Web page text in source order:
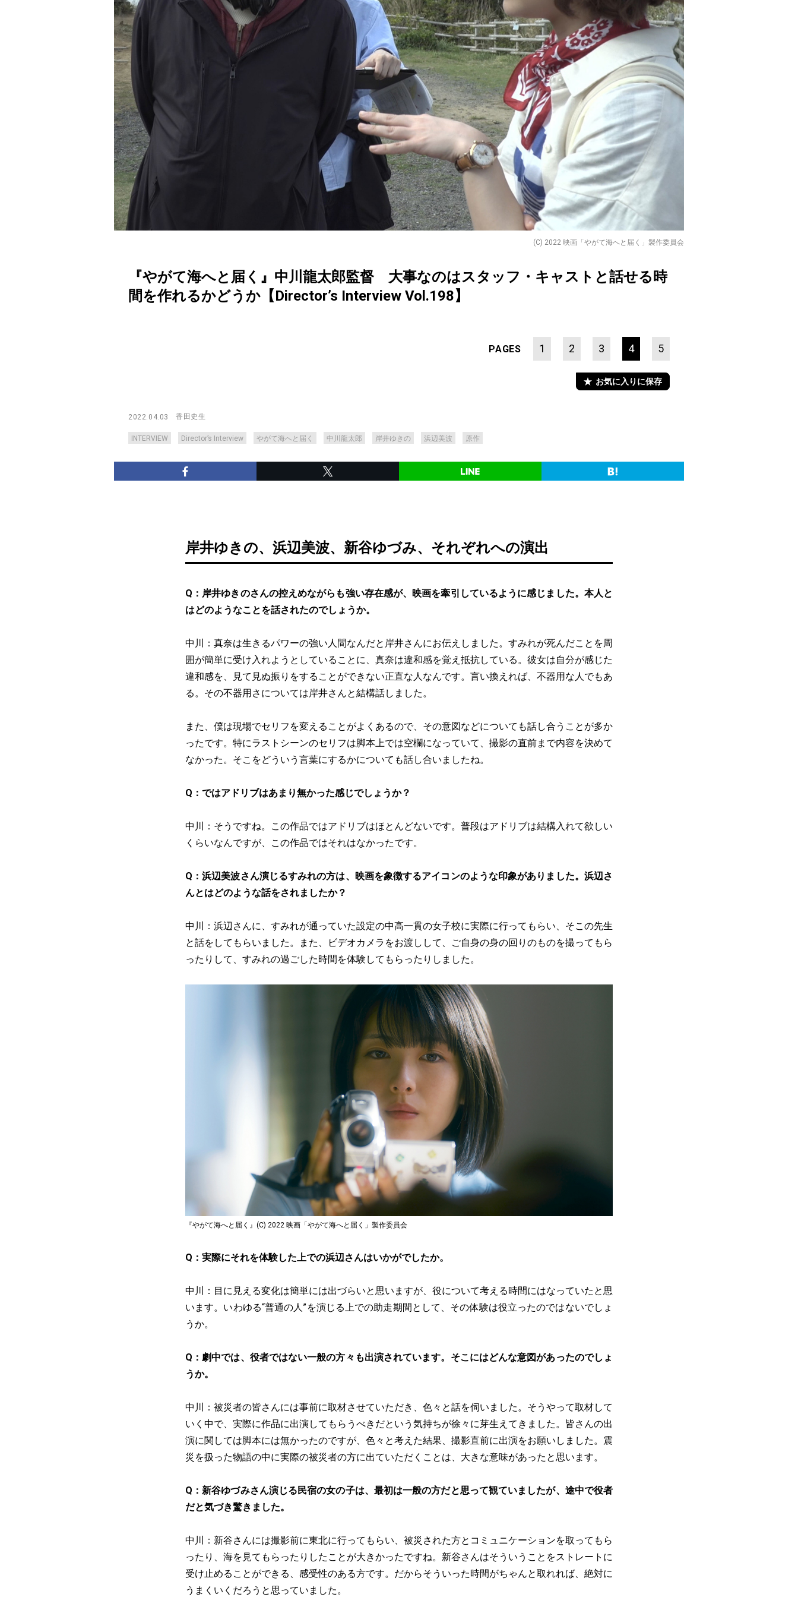
(C) 2022 映画「やがて海へと届く」製作委員会
『やがて海へと届く』中川龍太郎監督 大事なのはスタッフ・キャストと話せる時
間を作れるかどうか【Director’s Interview Vol.198】
PAGES 1 2 3 4 5
お気に入りに保存
2022.04.03 香田史生
INTERVIEW Director’s Interview やがて海へと届く 中川龍太郎 岸井ゆきの 浜辺美波 原作
岸井ゆきの、浜辺美波、新谷ゆづみ、それぞれへの演出
Q：岸井ゆきのさんの控えめながらも強い存在感が、映画を牽引しているように感じました。本人と
はどのようなことを話されたのでしょうか。
中川：真奈は生きるパワーの強い人間なんだと岸井さんにお伝えしました。すみれが死んだことを周
囲が簡単に受け入れようとしていることに、真奈は違和感を覚え抵抗している。彼女は自分が感じた
違和感を、見て見ぬ振りをすることができない正直な人なんです。言い換えれば、不器用な人でもあ
る。その不器用さについては岸井さんと結構話しました。
また、僕は現場でセリフを変えることがよくあるので、その意図などについても話し合うことが多か
ったです。特にラストシーンのセリフは脚本上では空欄になっていて、撮影の直前まで内容を決めて
なかった。そこをどういう言葉にするかについても話し合いましたね。
Q：ではアドリブはあまり無かった感じでしょうか？
中川：そうですね。この作品ではアドリブはほとんどないです。普段はアドリブは結構入れて欲しい
くらいなんですが、この作品ではそれはなかったです。
Q：浜辺美波さん演じるすみれの方は、映画を象徴するアイコンのような印象がありました。浜辺さ
んとはどのような話をされましたか？
中川：浜辺さんに、すみれが通っていた設定の中高一貫の女子校に実際に行ってもらい、そこの先生
と話をしてもらいました。また、ビデオカメラをお渡しして、ご自身の身の回りのものを撮ってもら
ったりして、すみれの過ごした時間を体験してもらったりしました。
『やがて海へと届く』(C) 2022 映画「やがて海へと届く」製作委員会
Q：実際にそれを体験した上での浜辺さんはいかがでしたか。
中川：目に見える変化は簡単には出づらいと思いますが、役について考える時間にはなっていたと思
います。いわゆる“普通の人”を演じる上での助走期間として、その体験は役立ったのではないでしょ
うか。
Q：劇中では、役者ではない一般の方々も出演されています。そこにはどんな意図があったのでしょ
うか。
中川：被災者の皆さんには事前に取材させていただき、色々と話を伺いました。そうやって取材して
いく中で、実際に作品に出演してもらうべきだという気持ちが徐々に芽生えてきました。皆さんの出
演に関しては脚本には無かったのですが、色々と考えた結果、撮影直前に出演をお願いしました。震
災を扱った物語の中に実際の被災者の方に出ていただくことは、大きな意味があったと思います。
Q：新谷ゆづみさん演じる民宿の女の子は、最初は一般の方だと思って観ていましたが、途中で役者
だと気づき驚きました。
中川：新谷さんには撮影前に東北に行ってもらい、被災された方とコミュニケーションを取ってもら
ったり、海を見てもらったりしたことが大きかったですね。新谷さんはそういうことをストレートに
受け止めることができる、感受性のある方です。だからそういった時間がちゃんと取れれば、絶対に
うまくいくだろうと思っていました。